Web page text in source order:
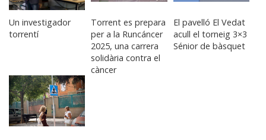
Un investigador
torrentí
Torrent es prepara
per a la Runcáncer
2025, una carrera
solidària contra el
càncer
El pavelló El Vedat
acull el torneig 3×3
Sénior de bàsquet